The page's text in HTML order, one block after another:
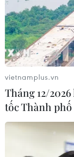
vietnamplus.vn
Tháng 12/
tốc Thành